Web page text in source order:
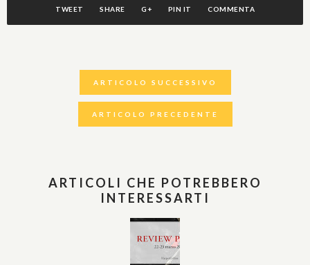
TWEET SHARE G+ PIN IT COMMENTA
ARTICOLO SUCCESSIVO
ARTICOLO PRECEDENTE
ARTICOLI CHE POTREBBERO
INTERESSARTI